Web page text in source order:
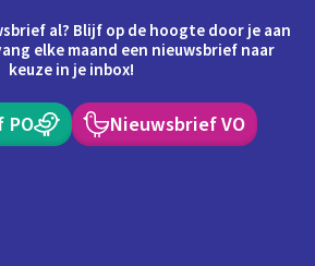
al? Blijf op de hoogte door je aan
elke maand een nieuwsbrief naar
keuze in je inbox!
PO Nieuwsbrief VO